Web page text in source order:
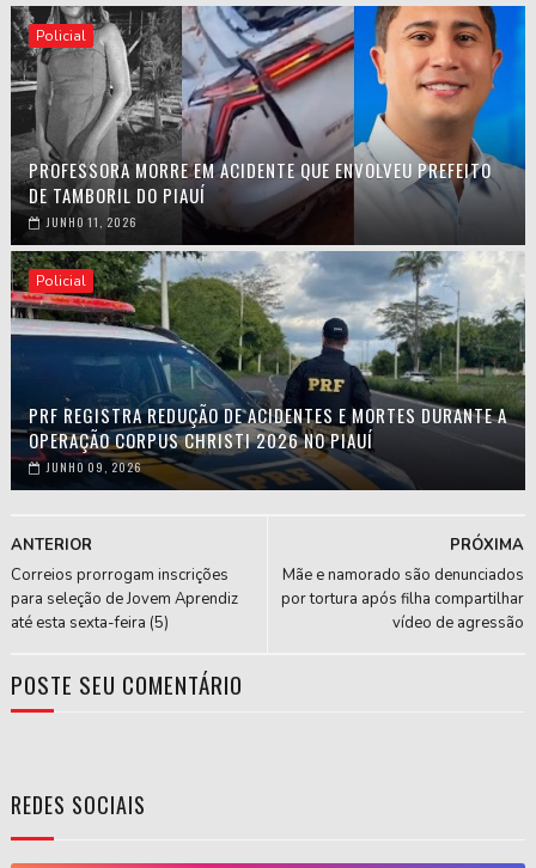
Policial
PROFESSORA MORRE EM ACIDENTE QUE ENVOLVEU PREFEITO
DE TAMBORIL DO PIAUÍ
JUNHO 11, 2026
Policial
PRF REGISTRA REDUÇÃO DE ACIDENTES E MORTES DURANTE A
OPERAÇÃO CORPUS CHRISTI 2026 NO PIAUÍ
JUNHO 09, 2026
PRÓXIMA
Mãe e namorado são denunciados
por tortura após filha compartilhar
vídeo de agressão
ANTERIOR
Correios prorrogam inscrições
para seleção de Jovem Aprendiz
até esta sexta-feira (5)
POSTE SEU COMENTÁRIO
REDES SOCIAIS